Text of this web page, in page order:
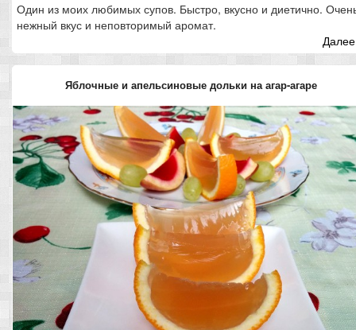
Один из моих любимых супов. Быстро, вкусно и диетично.
нежный вкус и неповторимый аромат.
Яблочные и апельсиновые дольки на агар-агаре